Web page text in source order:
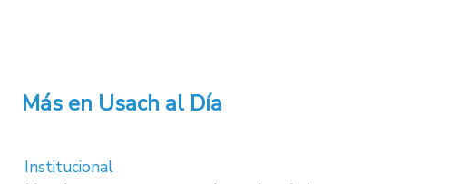
Más en Usach al Día
Institucional